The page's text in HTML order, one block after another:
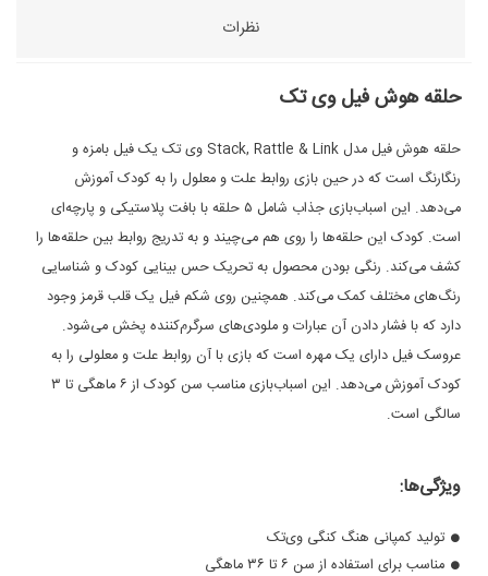
نظرات
حلقه هوش فیل وی تک
حلقه هوش فیل مدل Stack, Rattle & Link وی تک یک فیل بامزه و
رنگارنگ است که در حین بازی روابط علت و معلول را به کودک آموزش
می‌دهد. این اسباب‌بازی جذاب شامل ۵ حلقه با بافت پلاستیکی و پارچه‌ای
است. کودک این حلقه‌ها را روی هم می‌چیند و به تدریج روابط بین حلقه‌ها را
کشف می‌کند. رنگی بودن محصول به تحریک حس بینایی کودک و شناسایی
رنگ‌های مختلف کمک می‌کند. همچنین روی شکم فیل یک قلب قرمز وجود
دارد که با فشار دادن آن عبارات و ملودی‌های سرگرم‌کننده پخش می‌شود.
عروسک فیل دارای یک مهره است که بازی با آن روابط علت و معلولی را به
کودک آموزش می‌دهد. این اسباب‌بازی مناسب سن کودک از ۶ ماهگی تا ۳
سالگی است.
ویژگی‌ها:
تولید کمپانی هنگ کنگی وی‌تک
مناسب برای استفاده از سن ۶ تا ۳۶ ماهگی